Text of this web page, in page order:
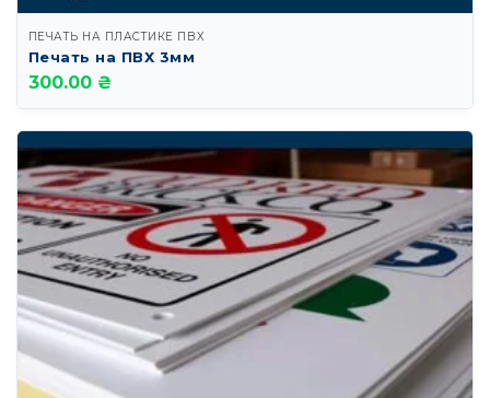
ПЕЧАТЬ НА ПЛАСТИКЕ ПВХ
Печать на ПВХ 3мм
300.00 ₴